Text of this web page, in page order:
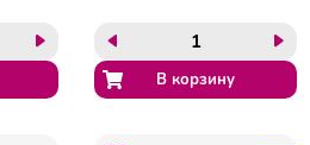
BRAUBERG, 272764